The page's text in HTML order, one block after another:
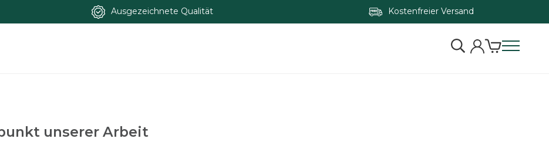
Ausgezeichnete Qualität Kostenfreier Versand
unserer Arbeit